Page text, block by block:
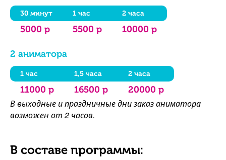
30 минут 1 час 2 часа
5000 р 5500 р 10000 р
2 аниматора
1 час 1,5 часа 2 часа
11000 р 16500 р 20000 р
В выходные и праздничные дни заказ аниматора
возможен от 2 часов.
В составе программы: